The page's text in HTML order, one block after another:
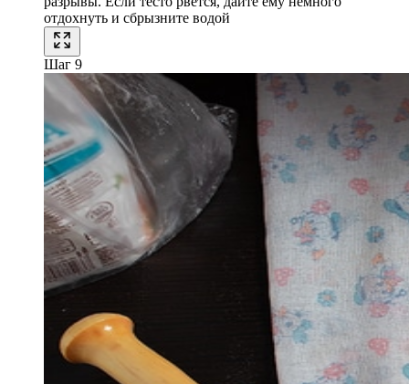
отдохнуть и сбрызните водой
Шаг 9